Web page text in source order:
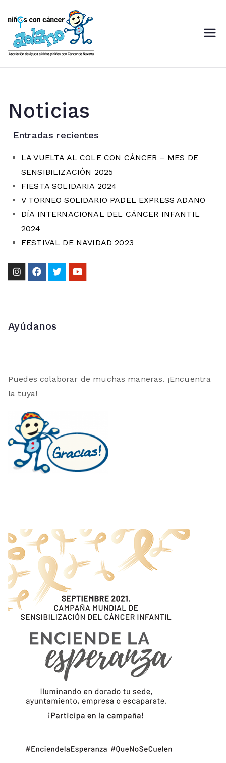
Asociación de Ayuda a Niños
Noticias
Entradas recientes
LA VUELTA AL COLE CON CÁNCER – MES DE
SENSIBILIZACIÓN 2025
FIESTA SOLIDARIA 2024
V TORNEO SOLIDARIO PADEL EXPRESS ADANO
DÍA INTERNACIONAL DEL CÁNCER INFANTIL
2024
FESTIVAL DE NAVIDAD 2023
Ayúdanos
Puedes colaborar de muchas maneras. ¡Encuentra
la tuya!